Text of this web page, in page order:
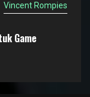
Vincent Rompies
Game